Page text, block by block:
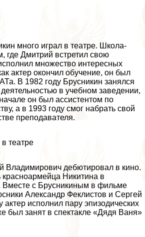
много играл в театре. Школа-
где Дмитрий встретил свою
множество интересных
актер окончил обучение, он был
В 1982 году Брусникин занялся
в учебном заведении,
он был ассистентом по
а в 1993 году смог набрать свой
преподавателя.
театре
Владимирович дебютировал в кино.
красноармейца Никитина в
Вместе с Брусникиным в фильме
Александр Феклистов и Сергeй
исполнил пару эпизодических
был занят в спектакле «Дядя Ваня»